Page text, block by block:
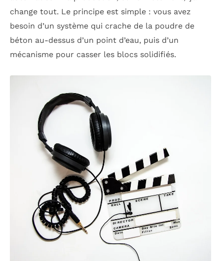
change tout. Le principe est simple : vous avez
besoin d’un système qui crache de la poudre de
béton au-dessus d’un point d’eau, puis d’un
mécanisme pour casser les blocs solidifiés.